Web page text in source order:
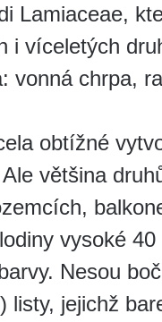
Lamiaceae,
i víceletých
vonná chrpa,
obtížné
většina
vysoké
Nesou
listy, jejichž